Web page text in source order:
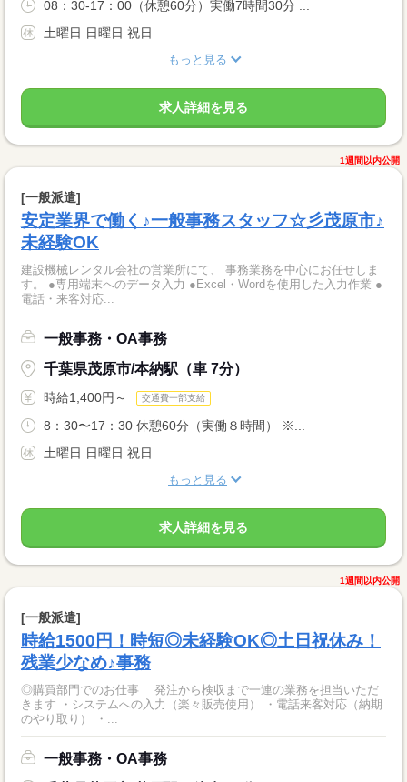
08：30-17：00（休憩60分）実働7時間30分 ...
土曜日 日曜日 祝日
もっと見る
求人詳細を見る
1週間以内公開
[一般派遣]
安定業界で働く♪一般事務スタッフ☆彡茂原市♪
未経験OK
建設機械レンタル会社の営業所にて、 事務業務を中心にお任せしま
す。 ●専用端末へのデータ入力 ●Excel・Wordを使用した入力作業 ●
電話・来客対応...
一般事務・OA事務
千葉県茂原市/本納駅（車 7分）
時給1,400円～ 交通費一部支給
8：30〜17：30 休憩60分（実働８時間） ※...
土曜日 日曜日 祝日
もっと見る
求人詳細を見る
1週間以内公開
[一般派遣]
時給1500円！時短◎未経験OK◎土日祝休み！
残業少なめ♪事務
◎購買部門でのお仕事 発注から検収まで一連の業務を担当いただ
きます ・システムへの入力（楽々販売使用） ・電話来客対応（納期
のやり取り） ・...
一般事務・OA事務